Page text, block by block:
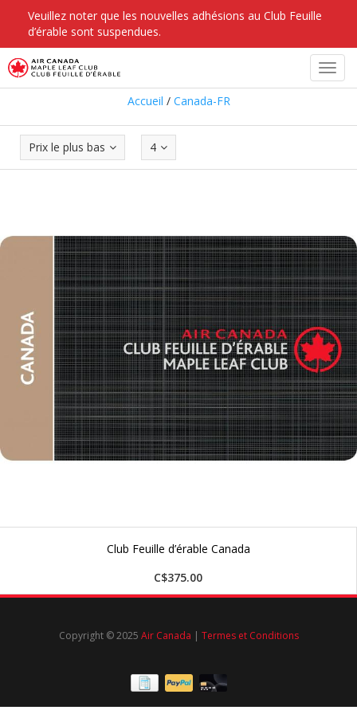
Veuillez noter que les nouvelles adhésions au Club Feuille
d’érable sont suspendues.
Accueil / Canada-FR
Prix le plus bas 4
Club Feuille d’érable Canada
C$375.00
Copyright © 2025 Air Canada | Termes et Conditions